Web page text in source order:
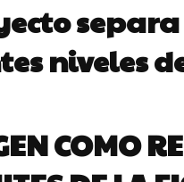
niveles
COMO